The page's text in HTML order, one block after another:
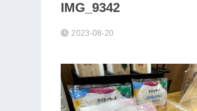
IMG_9342
2023-08-20